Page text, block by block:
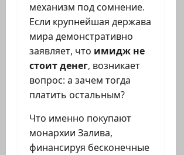
механизм под сомнение.
Если крупнейшая держава
мира демонстративно
заявляет, что имидж не
стоит денег, возникает
вопрос: а зачем тогда
платить остальным?
Что именно покупают
монархии Залива,
финансируя бесконечные